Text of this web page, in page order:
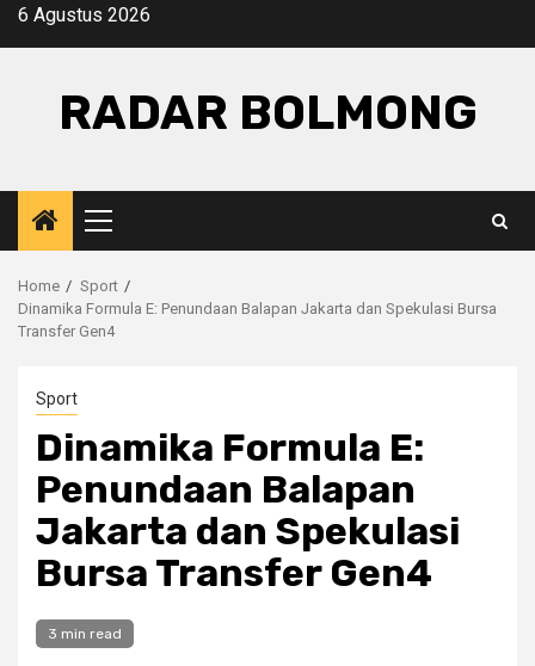
Skip6 Agustus 2026
RADAR BOLMONG
Primary
Menu
Home
Sport
Dinamika Formula E: Penundaan Balapan Jakarta dan Spekulasi Bursa
Transfer Gen4
Sport
Dinamika Formula E:
Penundaan Balapan
Jakarta dan Spekulasi
Bursa Transfer Gen4
3 min read